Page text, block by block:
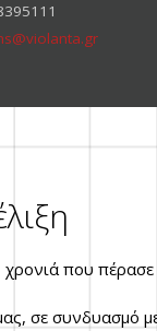
που
σε συνδυασμό